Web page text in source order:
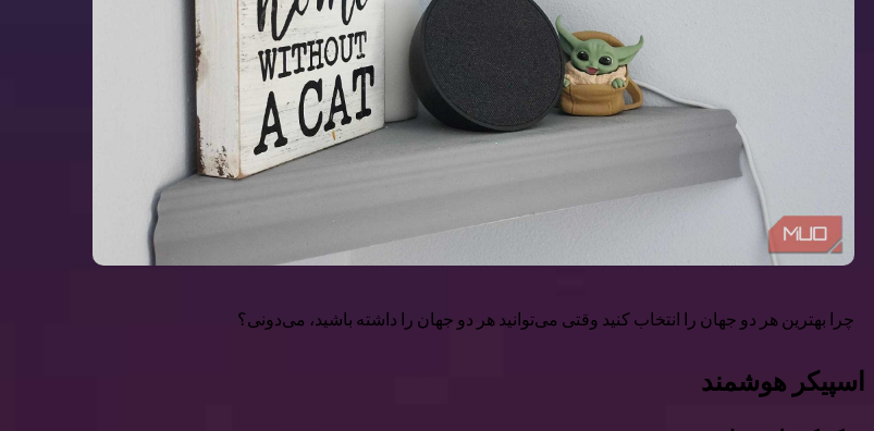
چرا بهترین هر دو جهان را انتخاب کنید وقتی می‌توانید هر دو جهان را داشته باشید، می‌دونی؟
اسپیکر هوشمند